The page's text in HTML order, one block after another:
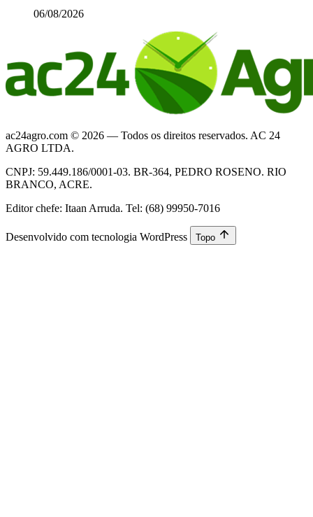
06/08/2026
ac24agro.com © 2026 — Todos os direitos reservados. AC 24
AGRO LTDA.
CNPJ: 59.449.186/0001-03. BR-364, PEDRO ROSENO. RIO
BRANCO, ACRE.
Editor chefe: Itaan Arruda. Tel: (68) 99950-7016
Desenvolvido com tecnologia WordPress Topo